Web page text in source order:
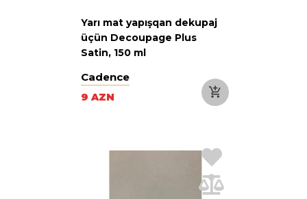
Yarı mat yapışqan dekupaj
üçün Decoupage Plus
Satin, 150 ml
Cadence
9 AZN